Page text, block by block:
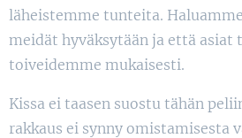
läheistemme tunteita.
meidät hyväksytään ja että asiat
toiveidemme mukaisesti.
Kissa ei taasen suostu tähän
rakkaus ei synny omistamisesta